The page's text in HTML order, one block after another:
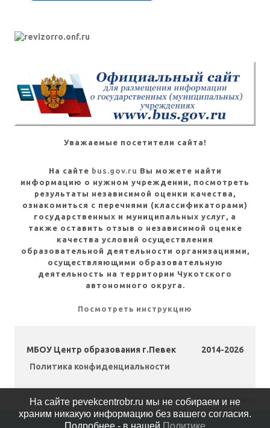
Уважаемые посетители сайта!
На сайте bus.gov.ru Вы можете найти
информацию о нужном учреждении, посмотреть
результаты независимой оценки качества,
ознакомиться с перечнями (классификаторами)
государственных и муниципальных услуг, а
также оставить отзыв о независимой оценке
качества условий осуществления
образовательной деятельности организациями,
осуществляющими образовательную
деятельность на территории Чукотского
автономного округа.
Посмотреть инструкцию
МБОУ Центр образования г.Певек
Политика конфиденциальности
2014-2026
Iconic OneTheme | Powered byWordpress
На сайте pevekcentrobr.ru мы не собираем и не
храним никакую информацию без вашего согласия.
Подробнее - в нашей Политике